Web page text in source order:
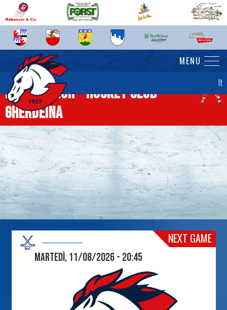
It
MENU
News senior - Hockey Club
Gherdëina
NEXT GAME
Martedì, 11/08/2026 - 20:45